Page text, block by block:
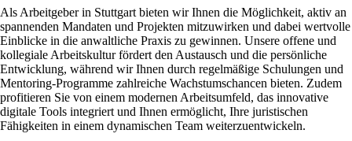
Als Arbeitgeber in Stuttgart bieten wir Ihnen die Möglichkeit, aktiv an
spannenden Mandaten und Projekten mitzuwirken und dabei wertvolle
Einblicke in die anwaltliche Praxis zu gewinnen. Unsere offene und
kollegiale Arbeitskultur fördert den Austausch und die persönliche
Entwicklung, während wir Ihnen durch regelmäßige Schulungen und
Mentoring-Programme zahlreiche Wachstumschancen bieten. Zudem
profitieren Sie von einem modernen Arbeitsumfeld, das innovative
digitale Tools integriert und Ihnen ermöglicht, Ihre juristischen
Fähigkeiten in einem dynamischen Team weiterzuentwickeln.